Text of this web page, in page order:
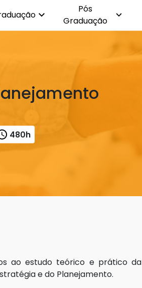
Pós
Graduação
480h
ao estudo teórico e prático da
e do Planejamento.